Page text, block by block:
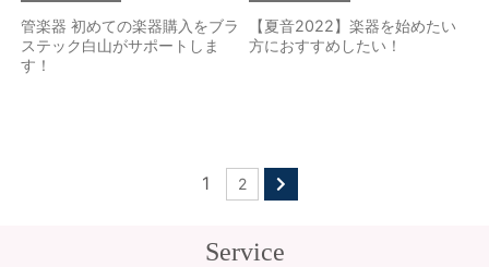
管楽器 初めての楽器購入をブラ
ステック白山がサポートしま
す！
【夏音2022】楽器を始めたい
方におすすめしたい！
1 2
Service